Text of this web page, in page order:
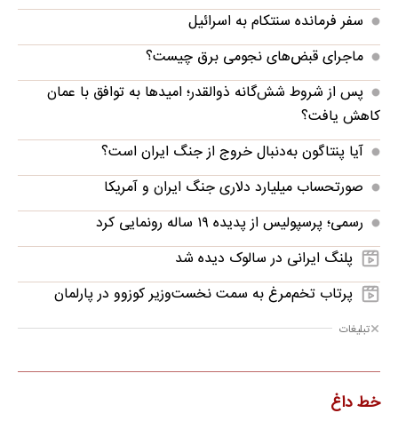
سفر فرمانده سنتکام به اسرائیل
ماجرای قبض‌های نجومی برق چیست؟
پس از شروط شش‌گانه ذوالقدر؛ امیدها به توافق با عمان
کاهش یافت؟
آیا پنتاگون به‌دنبال خروج از جنگ ایران است؟
صورتحساب میلیارد دلاری جنگ ایران و آمریکا
رسمی؛ پرسپولیس از پدیده ۱۹ ساله رونمایی کرد
پلنگ ایرانی در سالوک دیده شد
پرتاب تخم‌مرغ به سمت نخست‌وزیر کوزوو در پارلمان
تبلیغات
خط داغ